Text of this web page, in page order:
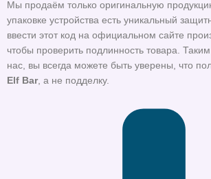
Мы продаём только оригинальную
упаковке устройства есть уникальный
ввести этот код на официальном сайте
чтобы проверить подлинность товара.
нас, вы всегда можете быть уверены, что
Elf Bar, а не подделку.